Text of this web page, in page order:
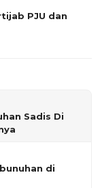
PJU dan
Sadis Di
di